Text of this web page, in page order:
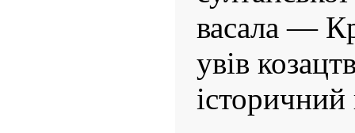
васала —
увів